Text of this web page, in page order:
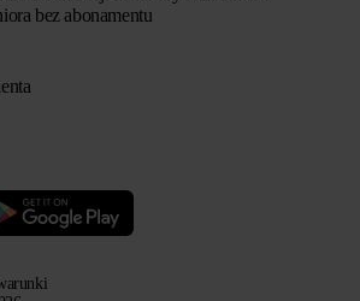
bez abonamentu